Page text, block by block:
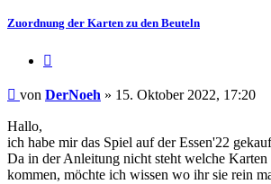
Zuordnung der Karten zu den Beuteln
Beitrag
von DerNoeh » 15. Oktober 2022, 17:20
Hallo,
ich habe mir das Spiel auf der Essen'22
Da in der Anleitung nicht steht welche
kommen, möchte ich wissen wo ihr sie rein